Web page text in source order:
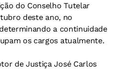
do Conselho Tutelar
deste ano, no
a continuidade
os cargos atualmente.
de Justiça José Carlos